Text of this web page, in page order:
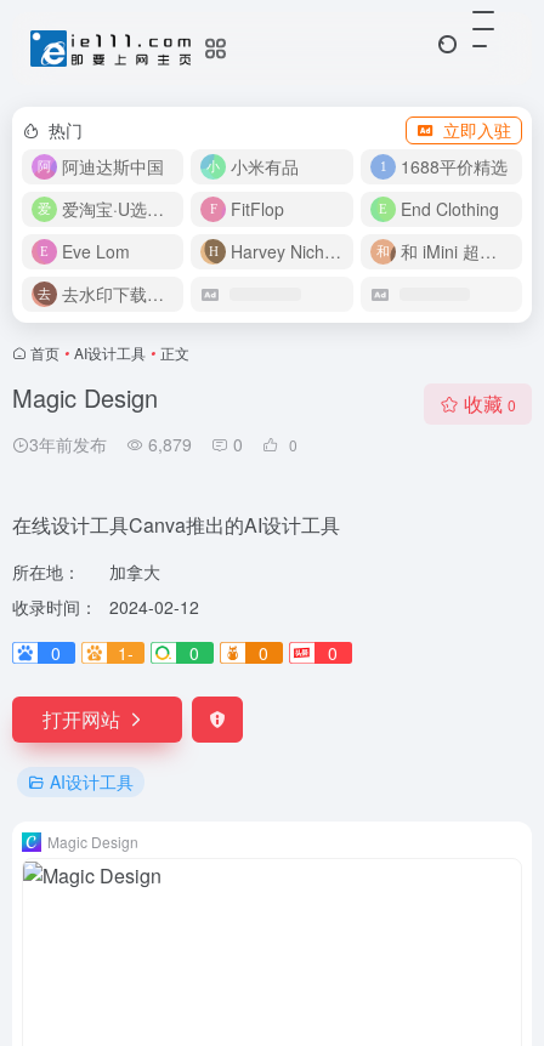
热门
立即入驻
阿迪达斯中国
小米有品
1688平价精选
爱淘宝·U选好价
FitFlop
End Clothing
Eve Lom
Harvey Nichols
和 iMini 超级智能体一起构建伟大作品
去水印下载视频
首页 • AI设计工具 • 正文
Magic Design
3年前发布 6,879 0 0
收藏 0
在线设计工具Canva推出的AI设计工具
所在地：
加拿大
收录时间：
2024-02-12
0
1- 0 0 0
打开网站
AI设计工具
Magic Design